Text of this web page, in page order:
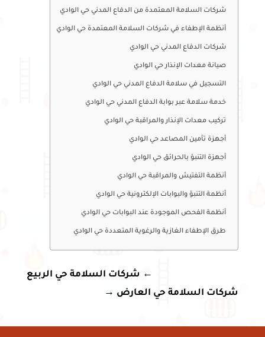
شركات السلامة المعتمدة من الدفاع المدني حي الوادي
أنظمة الإطفاء في شركات السلامة المعتمدة حي الوادي
شركات الدفاع المدني حي الوادي
صيانة معدات الإنذار حي الوادي
التسجيل في سلامة الدفاع المدني حي الوادي
خدمة سلامة عبر بوابة الدفاع المدني حي الوادي
تركيب معدات الإنذار والمراقبة حي الوادي
أجهزة تأمين المصاعد حي الوادي
أجهزة التنبؤ بالحرائق حي الوادي
أنظمة التفتيش والمراقبة حي الوادي
أنظمة التنبؤ والبوابات الإلكترونية حي الوادي
أنظمة الفحص الموجودة عند البوابات حي الوادي
طرق الإطفاء الغازية والرغوية المتعددة حي الوادي
← شركات السلامة حي الربيع
شركات السلامة حي العارض →